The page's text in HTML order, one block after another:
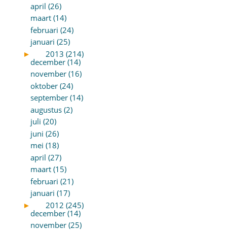
april (26)
maart (14)
februari (24)
januari (25)
►
2013 (214)
december (14)
november (16)
oktober (24)
september (14)
augustus (2)
juli (20)
juni (26)
mei (18)
april (27)
maart (15)
februari (21)
januari (17)
►
2012 (245)
december (14)
november (25)